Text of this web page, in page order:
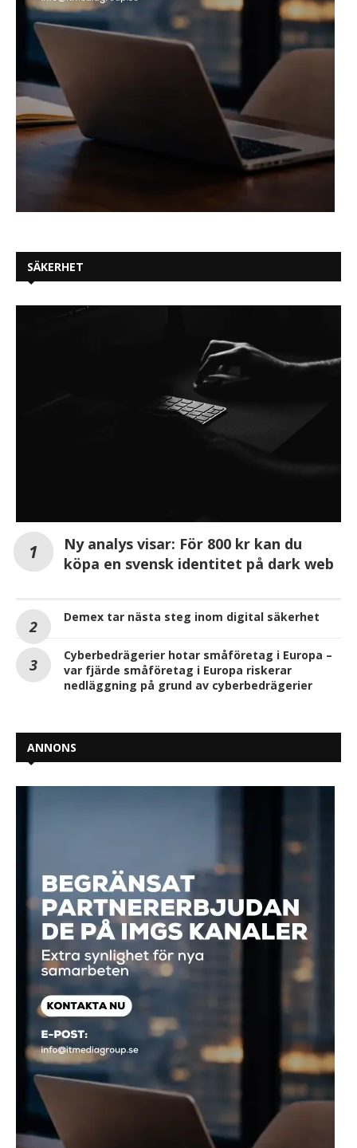
SÄKERHET
Ny analys visar: För 800 kr kan du
köpa en svensk identitet på dark web
Demex tar nästa steg inom digital säkerhet
Cyberbedrägerier hotar småföretag i Europa –
var fjärde småföretag i Europa riskerar
nedläggning på grund av cyberbedrägerier
ANNONS